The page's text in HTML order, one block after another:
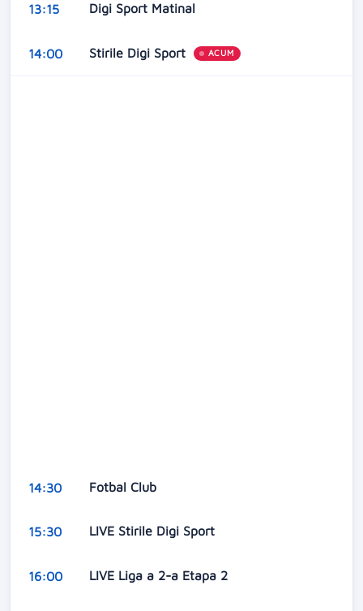
13:15 Digi Sport Matinal
14:00 Stirile Digi Sport ACUM
14:30 Fotbal Club
15:30 LIVE Stirile Digi Sport
16:00 LIVE Liga a 2-a Etapa 2